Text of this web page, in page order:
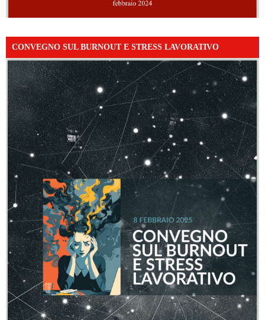
CONVEGNO SUL BURNOUT E STRESS LAVORATIVO